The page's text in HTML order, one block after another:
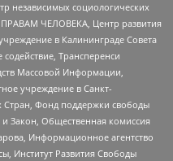
независимых социологических
ЧЕЛОВЕКА, Центр развития
в Калининграде Совета
Трансперенси
Массовой Информации,
учреждение в Санкт-
Стран, Фонд поддержки свободы
Закон, Общественная комиссия
Информационное агентство
Институт Развития Свободы